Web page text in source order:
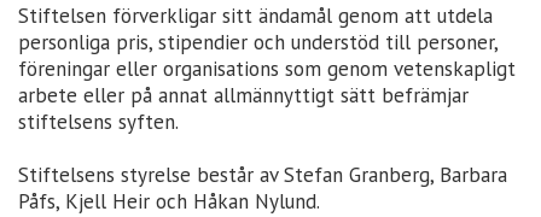
Stiftelsen förverkligar sitt ändamål genom att utdela
personliga pris, stipendier och understöd till personer,
föreningar eller organisations som genom vetenskapligt
arbete eller på annat allmännyttigt sätt befrämjar
stiftelsens syften.
Stiftelsens styrelse består av Stefan Granberg, Barbara
Påfs, Kjell Heir och Håkan Nylund.